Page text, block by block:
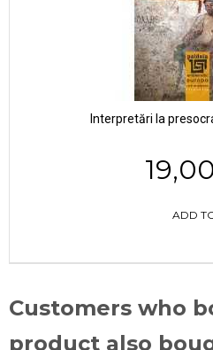
Interpretări la
ADD
Customers who
product also